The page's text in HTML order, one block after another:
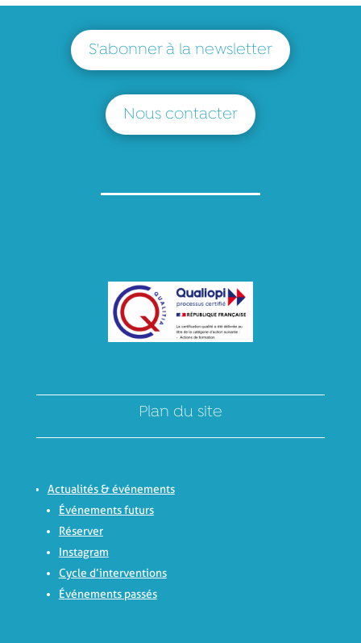
S'abonner à la newsletter
Nous contacter
Plan du site
Actualités & événements
Événements futurs
Réserver
Instagram
Cycle d’interventions
Événements passés